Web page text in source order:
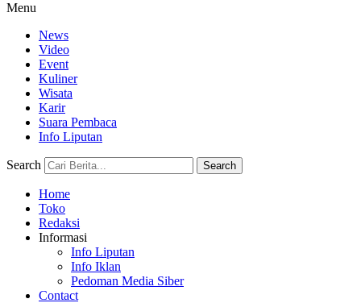
Menu
News
Video
Event
Kuliner
Wisata
Karir
Suara Pembaca
Info Liputan
Search Search
Home
Toko
Redaksi
Informasi
Info Liputan
Info Iklan
Pedoman Media Siber
Contact